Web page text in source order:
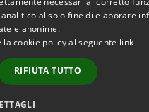
Copyright © 2026 •
al solo fine di elaborare
e anonime.
cookie policy al seguente link
RIFIUTA TUTTO